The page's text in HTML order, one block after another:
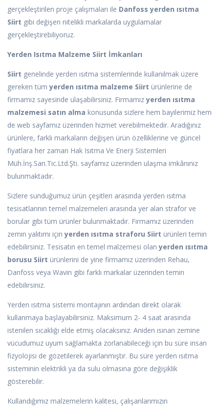
gerçekleştirilen proje çalışmaları ile Danfoss yerden ısıtma
Siirt gibi değişen nitelikli markalarda uygulamalar
gerçekleştirebiliyoruz.
Yerden Isıtma Malzeme Siirt İmkanları
Siirt genelinde yerden ısıtma sistemlerinde kullanılmak üzere
gereken tümyerden ısıtma malzeme Siirt ürünlerine de
firmamız sayesinde ulaşabilirsiniz. Firmamızyerden ısıtma
malzemesi satın alma konusunda sizlere hem bayilerimiz hem
de web sayfamız üzerinden hizmet verebilmektedir. Aradığınız
ürünlere, farklı markaların değişen ürün özelliklerine ve güncel
fiyatlara her zaman Hak Isıtma Ve Enerji Sistemleri
Müh.İnş.San.Tic.Ltd.Şti. sayfamız üzerinden ulaşma imkânınız
bulunmaktadır.
Sizlere sunduğumuz ürün çeşitleri arasında yerden ısıtma
tesisatlarının temel malzemeleri arasında yer alan strafor ve
borular gibi tüm ürünler bulunmaktadır. Firmamız üzerinden
zemin yalıtımı içinyerden ısıtma straforu Siirt ürünleri temin
edebilirsiniz. Tesisatın en temel malzemesi olanyerden ısıtma
borusu Siirt ürünlerini de yine firmamız üzerinden Rehau,
Danfoss veya Wavin gibi farklı markalar üzerinden temin
edebilirsiniz.
Yerden ısıtma sistemi montajının ardından direkt olarak
kullanmaya başlayabilirsiniz. Maksimum 2- 4 saat arasında
istenilen sıcaklığı elde etmiş olacaksınız. Aniden ısınan zemine
vücudumuz uyum sağlamakta zorlanabileceği için bu süre insan
fizyolojisi de gözetilerek ayarlanmıştır. Bu süre yerden ısıtma
sisteminin elektrikli ya da sulu olmasına göre değişiklik
gösterebilir.
Kullandığımız malzemelerin kalitesi, çalışanlarımızın